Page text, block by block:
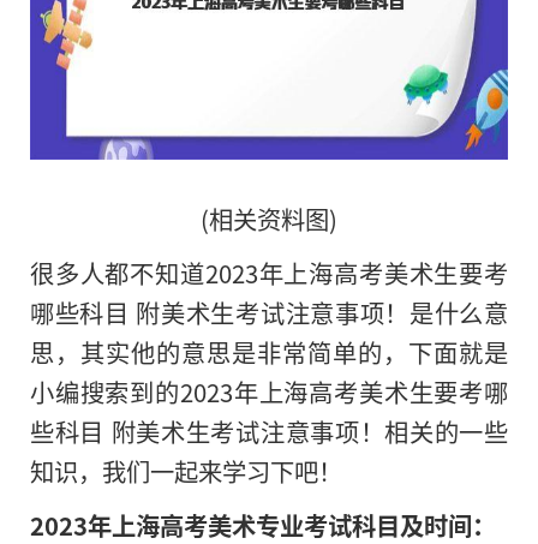
(相关资料图)
很多人都不知道2023年上海高考美术生要考
哪些科目 附美术生考试注意事项！是什么意
思，其实他的意思是非常简单的，下面就是
小编搜索到的2023年上海高考美术生要考哪
些科目 附美术生考试注意事项！相关的一些
知识，我们一起来学习下吧！
2023年上海高考美术专业考试科目及时间：